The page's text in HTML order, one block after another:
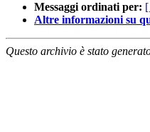
Messaggi ordinati per:
Altre informazioni su
Questo archivio è stato